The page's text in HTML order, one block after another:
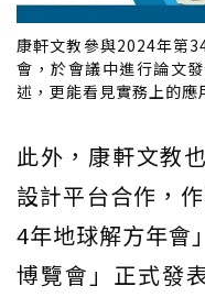
康軒文教參與2024年第
會，於會議中進行論文
述，更能看見實務上的
此外，康軒文教
設計平台合作，
4年地球解方年會
博覽會」正式發